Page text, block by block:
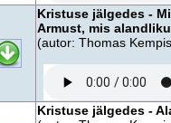
Kristuse jälgedes -
Armust, mis
(autor: Thomas
Kristuse jälgedes -